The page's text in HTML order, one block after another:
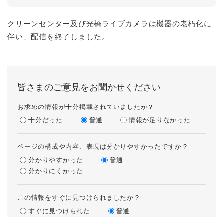
クリーンセンター及び光橋ライブカメラは機器の老朽化に
伴い、配信を終了しました。
皆さまのご意見をお聞かせください
お求めの情報が十分掲載されていましたか？
十分だった
普通 情報が足りなかった
ページの構成や内容、表現は分かりやすかったですか？
分かりやすかった
普通
分かりにくかった
この情報をすぐに見つけられましたか？
すぐに見つけられた
普通